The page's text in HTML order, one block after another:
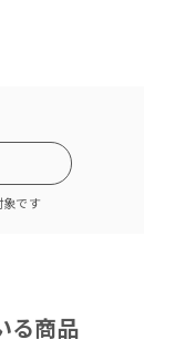
象です
る商品